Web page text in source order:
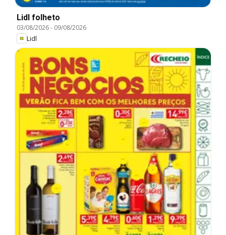
Lidl folheto
03/08/2026- 09/08/2026
Lidl